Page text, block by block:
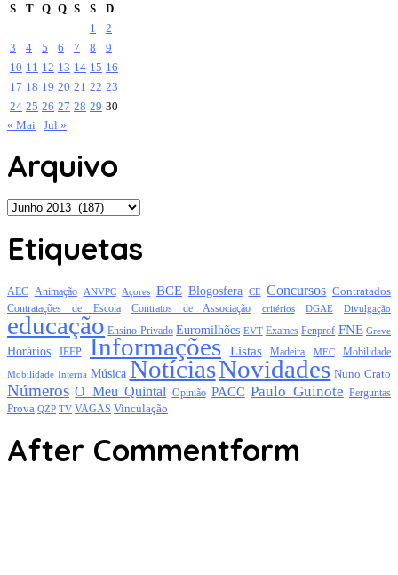
S
T Q Q S S
D
1
2
3
4 5 6 7 8
9
10 11 12 13 14 15 16
17 18 19 20 21 22 23
24 25 26 27 28 29 30
« Mai
Jul »
Arquivo
Arquivo
Etiquetas
AEC Animação ANVPC Açores BCE Blogosfera CE Concursos Contratados
Contratações de Escola Contratos de Associação critérios DGAE Divulgação
educação Ensino Privado Euromilhões EVT Exames Fenprof FNE Greve
Horários IEFP Informações Listas Madeira MEC Mobilidade
Mobilidade Interna Música NotíciasNovidades Nuno Crato
Números O Meu Quintal Opinião PACC Paulo Guinote Perguntas
Prova QZP TV VAGAS Vinculação
After Commentform